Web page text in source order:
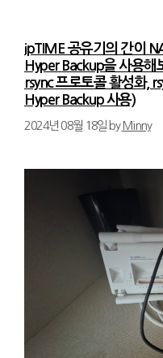
ipTIME 공유기의 간이
Hyper Backup을 사용해
rsync 프로토콜 활성화,
Hyper Backup 사용)
2024년 08월 18일 by Minny